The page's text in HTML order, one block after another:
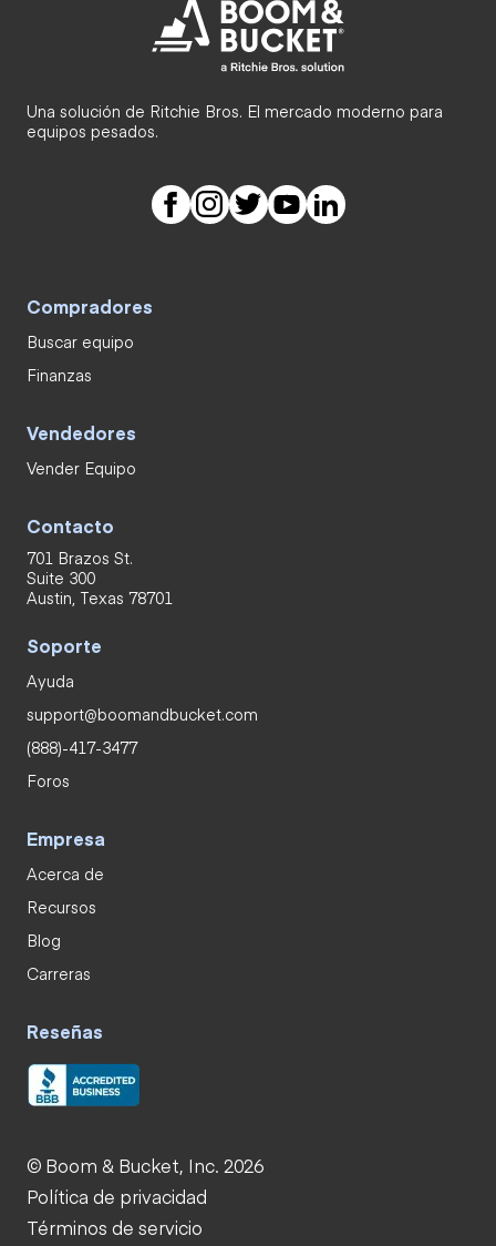
Una solución de Ritchie Bros. El mercado moderno para
equipos pesados.
Compradores
Buscar equipo
Finanzas
Vendedores
Vender Equipo
Contacto
701 Brazos St.
Suite 300
Austin, Texas 78701
Soporte
Ayuda
support@boomandbucket.com
(888)-417-3477
Foros
Empresa
Acerca de
Recursos
Blog
Carreras
Reseñas
© Boom & Bucket, Inc. 2026
Política de privacidad
Términos de servicio